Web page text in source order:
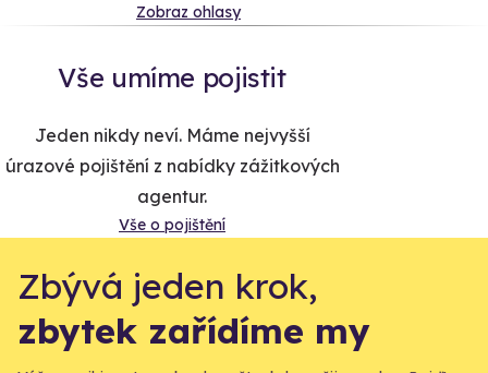
Zobraz ohlasy
Vše umíme pojistit
Jeden nikdy neví. Máme nejvyšší
úrazové pojištění z nabídky zážitkových
agentur.
Vše o pojištění
Zbývá jeden krok,
zbytek zařídíme my